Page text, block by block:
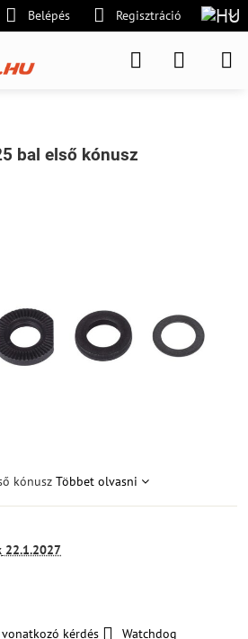
Belépés Regisztráció
bal első kónusz
kónusz Többet olvasni
22.1.2027
vonatkozó kérdés
Watchdog